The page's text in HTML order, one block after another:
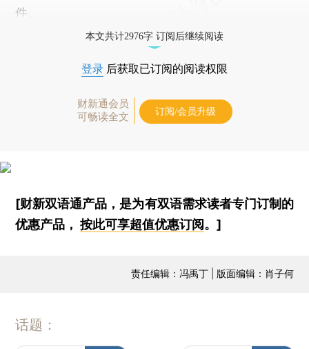
件。
本文共计2976字 订阅后继续阅读
登录 后获取已订阅的阅读权限
财新通会员
可畅读全文
订阅/会员升级
[财新双语通产品，是为有双语需求读者专门订制的
优惠产品，按此可享超值优惠订阅。]
责任编辑：冯禹丁 | 版面编辑：肖子何
话题：